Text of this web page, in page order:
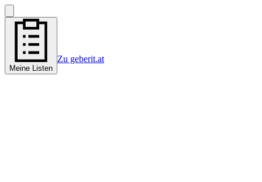
Meine Listen
Zu geberit.at